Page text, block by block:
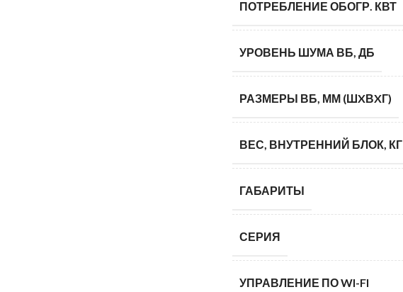
ПОТРЕБЛЕНИЕ ОБОГР. КВТ
УРОВЕНЬ ШУМА ВБ, ДБ
РАЗМЕРЫ ВБ, ММ (ШXВXГ)
ВЕС, ВНУТРЕННИЙ БЛОК, КГ
ГАБАРИТЫ
СЕРИЯ
УПРАВЛЕНИЕ ПО WI-FI